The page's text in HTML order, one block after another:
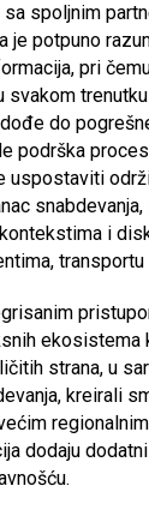
spoljnim
je potpuno
pri
svakom
do
podrška
uspostaviti
i
ekosistema
strana, u
kreirali
dodaju